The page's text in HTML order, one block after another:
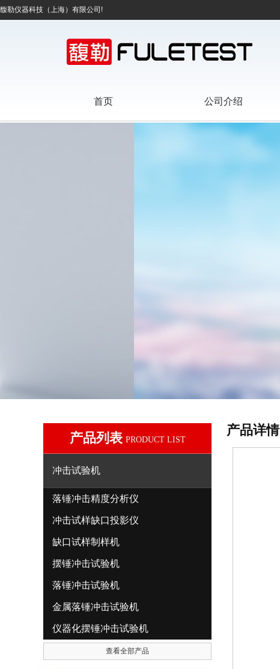
馥勒仪器科技（上海）有限公司!
首页 公司介绍
产品列表 PRODUCT LIST
冲击试验机
落锤冲击精度分析仪
冲击试样缺口投影仪
缺口试样制样机
摆锤冲击试验机
落锤冲击试验机
金属落锤冲击试验机
仪器化摆锤冲击试验机
查看全部产品
产品详情